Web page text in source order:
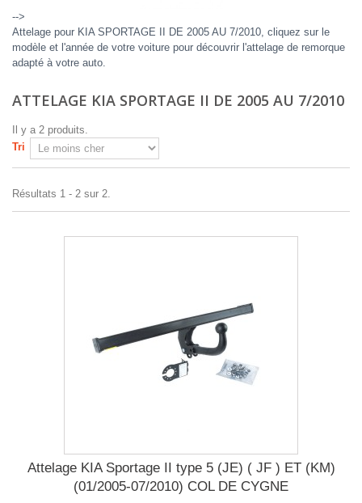
-->
Attelage pour KIA SPORTAGE II DE 2005 AU 7/2010, cliquez sur le
modèle et l'année de votre voiture pour découvrir l'attelage de remorque
adapté à votre auto.
ATTELAGE KIA SPORTAGE II DE 2005 AU 7/2010
Il y a 2 produits.
Tri
Résultats 1 - 2 sur 2.
Attelage KIA Sportage II type 5 (JE) ( JF ) ET (KM)
(01/2005-07/2010) COL DE CYGNE